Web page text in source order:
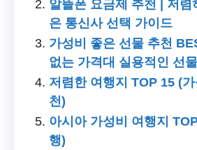
알뜰폰 요금제 추천 | 저렴
은 통신사 선택 가이드
가성비 좋은 선물 추천
없는 가격대 실용적인 선
저렴한 여행지 TOP 15 (
천)
아시아 가성비 여행지
행)